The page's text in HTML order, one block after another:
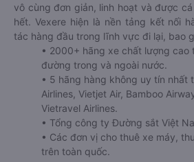
vô cùng đơn giản, linh hoạt và được
hết. Vexere hiện là nền tảng kết nối
tác hàng đầu trong lĩnh vực đi lại, bao
• 2000+ hãng xe chất lượng cao
đường trong và ngoài nước.
• 5 hãng hàng không uy tín nhất
Airlines, Vietjet Air, Bamboo
Vietravel Airlines.
• Tổng công ty Đường sắt Việt
• Các đơn vị cho thuê xe máy,
trên toàn quốc.